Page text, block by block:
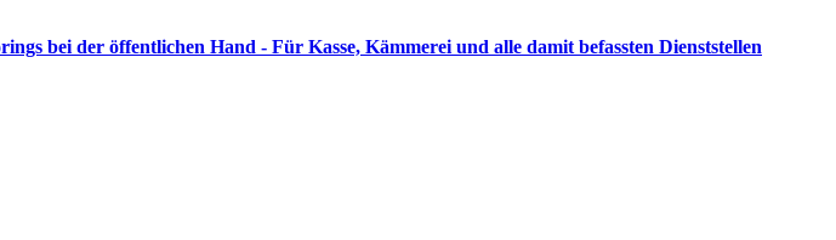
bei der öffentlichen Hand - Für Kasse, Kämmerei und alle damit befassten Dienststellen